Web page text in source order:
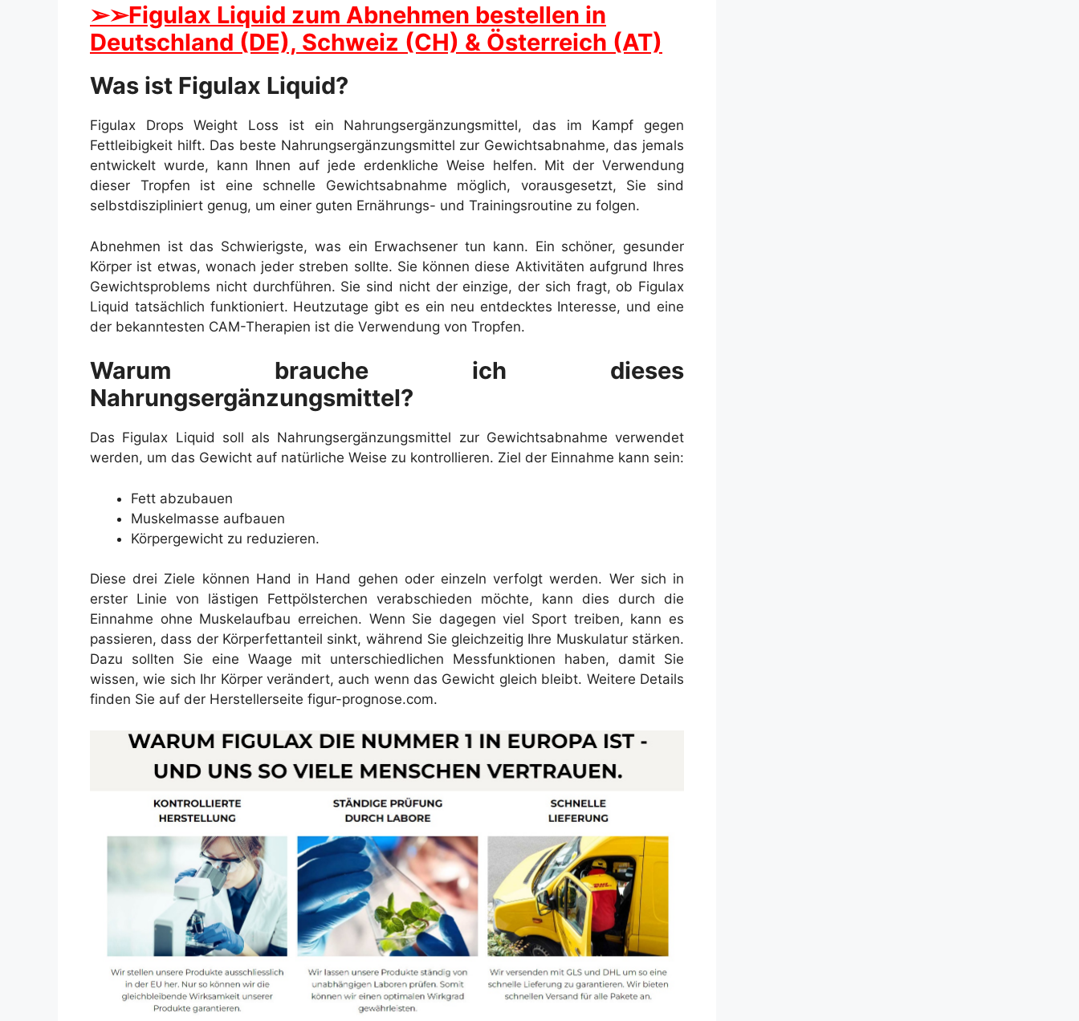
➢➢Figulax Liquid zum Abnehmen bestellen in
Deutschland (DE), Schweiz (CH) & Österreich (AT)
Was ist Figulax Liquid?
Figulax Drops Weight Loss ist ein Nahrungsergänzungsmittel, das im Kampf gegen
Fettleibigkeit hilft. Das beste Nahrungsergänzungsmittel zur Gewichtsabnahme, das jemals
entwickelt wurde, kann Ihnen auf jede erdenkliche Weise helfen. Mit der Verwendung
dieser Tropfen ist eine schnelle Gewichtsabnahme möglich, vorausgesetzt, Sie sind
selbstdiszipliniert genug, um einer guten Ernährungs- und Trainingsroutine zu folgen.
Abnehmen ist das Schwierigste, was ein Erwachsener tun kann. Ein schöner, gesunder
Körper ist etwas, wonach jeder streben sollte. Sie können diese Aktivitäten aufgrund Ihres
Gewichtsproblems nicht durchführen. Sie sind nicht der einzige, der sich fragt, ob Figulax
Liquid tatsächlich funktioniert. Heutzutage gibt es ein neu entdecktes Interesse, und eine
der bekanntesten CAM-Therapien ist die Verwendung von Tropfen.
Warum brauche ich dieses
Nahrungsergänzungsmittel?
Das Figulax Liquid soll als Nahrungsergänzungsmittel zur Gewichtsabnahme verwendet
werden, um das Gewicht auf natürliche Weise zu kontrollieren. Ziel der Einnahme kann sein:
Fett abzubauen
Muskelmasse aufbauen
Körpergewicht zu reduzieren.
Diese drei Ziele können Hand in Hand gehen oder einzeln verfolgt werden. Wer sich in
erster Linie von lästigen Fettpölsterchen verabschieden möchte, kann dies durch die
Einnahme ohne Muskelaufbau erreichen. Wenn Sie dagegen viel Sport treiben, kann es
passieren, dass der Körperfettanteil sinkt, während Sie gleichzeitig Ihre Muskulatur stärken.
Dazu sollten Sie eine Waage mit unterschiedlichen Messfunktionen haben, damit Sie
wissen, wie sich Ihr Körper verändert, auch wenn das Gewicht gleich bleibt. Weitere Details
finden Sie auf der Herstellerseite figur-prognose.com.